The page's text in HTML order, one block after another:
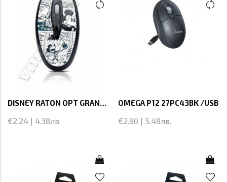
DISNEY RATON OPT GRANDE MICKEY
€2.24 | 4.38лв.
OMEGA P12 27PC43BK /USB
€2.80 | 5.48лв.